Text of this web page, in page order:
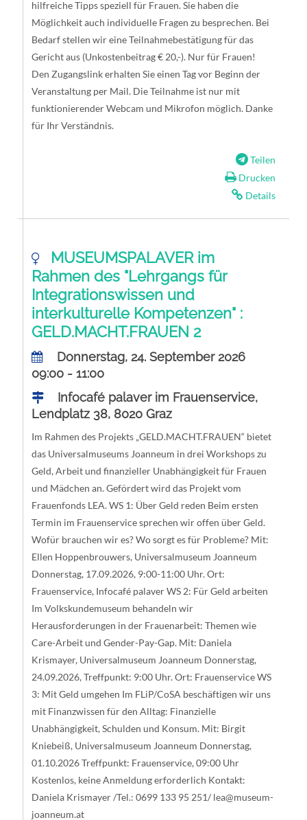
hilfreiche Tipps speziell für Frauen. Sie haben die
Möglichkeit auch individuelle Fragen zu besprechen. Bei
Bedarf stellen wir eine Teilnahmebestätigung für das
Gericht aus (Unkostenbeitrag € 20,-). Nur für Frauen!
Den Zugangslink erhalten Sie einen Tag vor Beginn der
Veranstaltung per Mail. Die Teilnahme ist nur mit
funktionierender Webcam und Mikrofon möglich. Danke
für Ihr Verständnis.
Teilen
Drucken
Details
MUSEUMSPALAVER im
Rahmen des "Lehrgangs für
Integrationswissen und
interkulturelle Kompetenzen" :
GELD.MACHT.FRAUEN 2
Donnerstag, 24. September 2026
09:00 - 11:00
Infocafé palaver im Frauenservice,
Lendplatz 38, 8020 Graz
Im Rahmen des Projekts „GELD.MACHT.FRAUEN“ bietet
das Universalmuseums Joanneum in drei Workshops zu
Geld, Arbeit und finanzieller Unabhängigkeit für Frauen
und Mädchen an. Gefördert wird das Projekt vom
Frauenfonds LEA. WS 1: Über Geld reden Beim ersten
Termin im Frauenservice sprechen wir offen über Geld.
Wofür brauchen wir es? Wo sorgt es für Probleme? Mit:
Ellen Hoppenbrouwers, Universalmuseum Joanneum
Donnerstag, 17.09.2026, 9:00-11:00 Uhr. Ort:
Frauenservice, Infocafé palaver WS 2: Für Geld arbeiten
Im Volkskundemuseum behandeln wir
Herausforderungen in der Frauenarbeit: Themen wie
Care-Arbeit und Gender-Pay-Gap. Mit: Daniela
Krismayer, Universalmuseum Joanneum Donnerstag,
24.09.2026, Treffpunkt: 9:00 Uhr. Ort: Frauenservice WS
3: Mit Geld umgehen Im FLiP/CoSA beschäftigen wir uns
mit Finanzwissen für den Alltag: Finanzielle
Unabhängigkeit, Schulden und Konsum. Mit: Birgit
Kniebeiß, Universalmuseum Joanneum Donnerstag,
01.10.2026 Treffpunkt: Frauenservice, 09:00 Uhr
Kostenlos, keine Anmeldung erforderlich Kontakt:
Daniela Krismayer /Tel.: 0699 133 95 251/ lea@museum-
joanneum.at